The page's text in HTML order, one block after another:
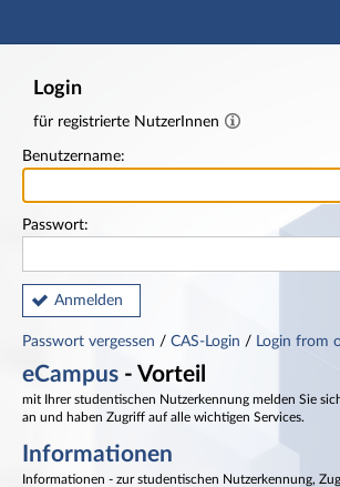
Hauptnavigation
Login
für registrierte NutzerInnen
Benutzername:
Passwort:
Anmelden
Passwort vergessen / CAS-Login / Login from
eCampus - Vorteil
mit Ihrer studentischen Nutzerkennung melden Sie
an und haben Zugriff auf alle wichtigen Services.
Informationen
Informationen - zur studentischen Nutzerkennung,